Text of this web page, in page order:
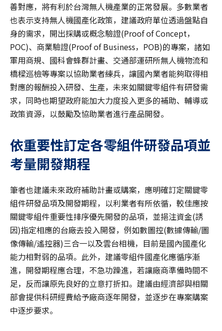
善對應，將有利於台灣無人機產業的正常發展。多數業者
也表示支持無人機國產化政策，建議政府單位透過盤點自
身的需求，開出採購或概念驗證(Proof of Concept，
POC)、商業驗證(Proof of Business，POB)的專案，諸如
軍用商規、國科會蜂群計畫、交通部運研所無人機物流和
橋樑巡檢等專案以協助業者練兵，讓國內業者能夠取得相
對應的報酬投入研發、生產，未來如關鍵零組件有研發需
求，同時也期望政府能加大力度投入更多的補助、輔導或
政策資源，以鼓勵及協助業者進行產品開發。
依重要性訂定各零組件研發品項並
考量開發期程
筆者也建議未來政府補助計畫或購案，應明確訂定關鍵零
組件研發品項及開發期程，以利業者有所依循，較佳應按
關鍵零組件重要性排序優先開發的品項，並挹注資金(誘
因)指定相應的台廠去投入開發，例如數圖控(數據傳輸/圖
像傳輸/遙控器)三合一以及雲台相機，目前是國內國產化
能力相對弱的品項。此外，建議零組件國產化應循序漸
進，開發期程應合理，不急功躁進，若讓廠商準備時間不
足，反而讓原先良好的立意打折扣。建議由經濟部與相關
部會提供科研經費給予廠商逐年開發，並逐步在專案購案
中逐步要求。